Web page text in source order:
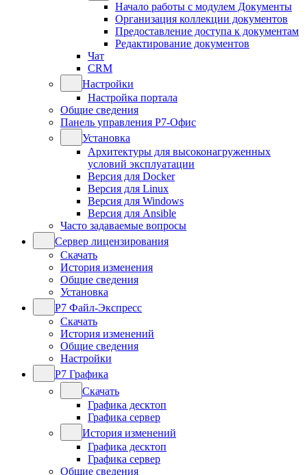
Начало работы с модулем Документы
Организация коллекции документов
Предоставление доступа к документам
Редактирование документов
Чат
CRM
Настройки
Настройка портала
Общие сведения
Панель управления Р7-Офис
Установка
Архитектуры для высоконагруженных
условий эксплуатации
Версия для Docker
Версия для Linux
Версия для Windows
Версия для Ansible
Часто задаваемые вопросы
Сервер лицензирования
Скачать
История изменения
Общие сведения
Установка
Р7 Файл-Экспресс
Скачать
История изменений
Общие сведения
Настройки
Р7 Графика
Скачать
Графика десктоп
Графика сервер
История изменений
Графика десктоп
Графика сервер
Общие сведения